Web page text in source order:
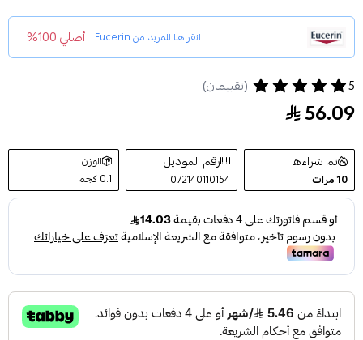
انقر هنا للمزيد منEucerin أصلي 100%
يوسيرين لوشن الترميم المكثف للبشرة 250مل
5 (تقييمان)
56.09
تم شراءه
10مرات
رقم الموديل
072140110154
الوزن
0.1 كجم